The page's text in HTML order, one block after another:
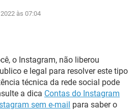
às 07:04
o Instagram, não liberou
e legal para resolver este tipo
técnica da rede social pode
a dica Contas do Instagram
sem e-mail para saber o